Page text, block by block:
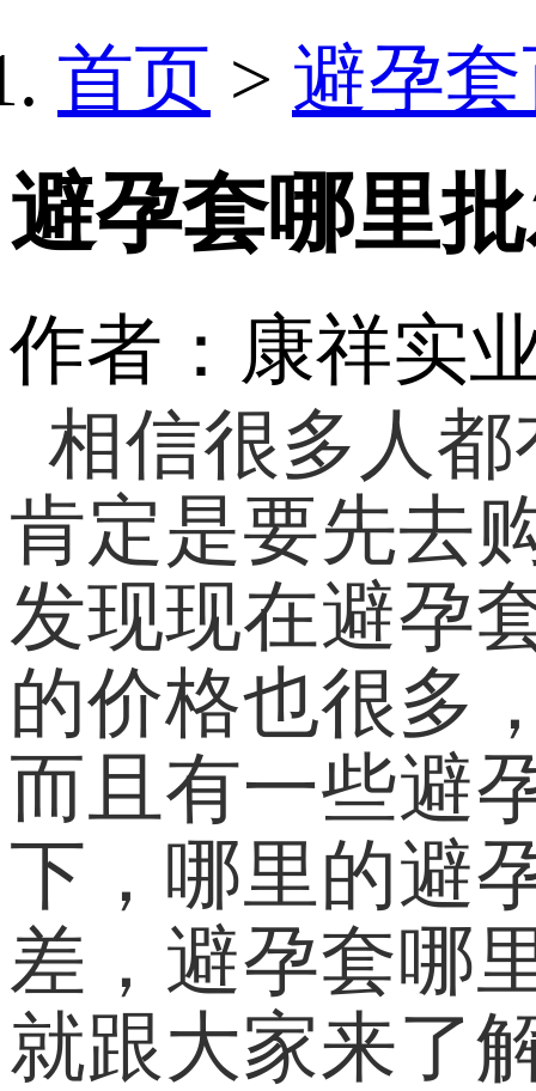
首页 > 避孕
避孕套哪里
作者：康祥实
相信很多人
肯定是要先去
发现现在避孕
的价格也很多
而且有一些避
下，哪里的避
差，避孕套哪
就跟大家来了